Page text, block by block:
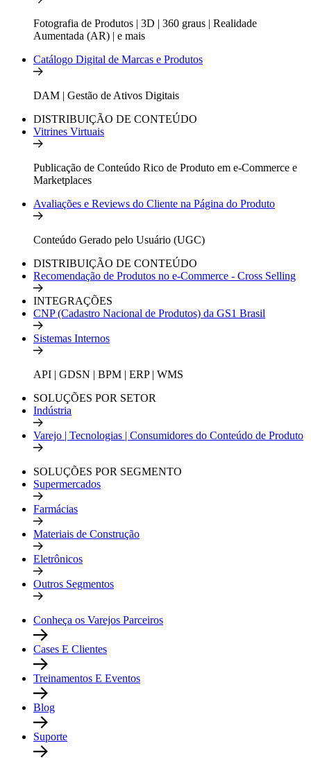
Fotografia de Produtos | 3D | 360 graus | Realidade
Aumentada (AR) | e mais
Catálogo Digital de Marcas e Produtos
DAM | Gestão de Ativos Digitais
DISTRIBUIÇÃO DE CONTEÚDO
Vitrines Virtuais
Publicação de Conteúdo Rico de Produto em e-Commerce e
Marketplaces
Avaliações e Reviews do Cliente na Página do Produto
Conteúdo Gerado pelo Usuário (UGC)
DISTRIBUIÇÃO DE CONTEÚDO
Recomendação de Produtos no e-Commerce - Cross Selling
INTEGRAÇÕES
CNP (Cadastro Nacional de Produtos) da GS1 Brasil
Sistemas Internos
API | GDSN | BPM | ERP | WMS
SOLUÇÕES POR SETOR
Indústria
Varejo | Tecnologias | Consumidores do Conteúdo de Produto
SOLUÇÕES POR SEGMENTO
Supermercados
Farmácias
Materiais de Construção
Eletrônicos
Outros Segmentos
Conheça os Varejos Parceiros
Cases E Clientes
Treinamentos E Eventos
Blog
Suporte